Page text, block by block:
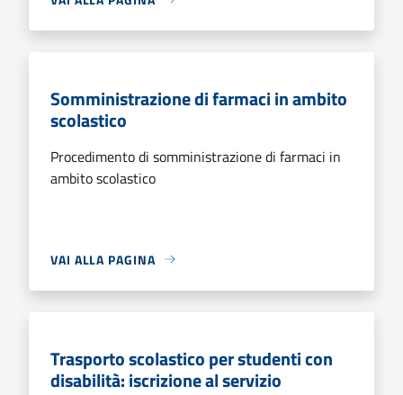
Somministrazione di farmaci in ambito
scolastico
Procedimento di somministrazione di farmaci in
ambito scolastico
VAI ALLA PAGINA
Trasporto scolastico per studenti con
disabilità: iscrizione al servizio